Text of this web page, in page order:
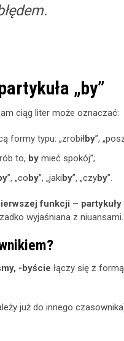
„by”
ciąg liter może oznaczać:
formy typu: „zrobiłby”,
to, by mieć spokój”;
”, „co by”, „jaki by”, „czyby”.
funkcji –
wyjaśniana z niuansami.
-byście łączy się z
już do innego